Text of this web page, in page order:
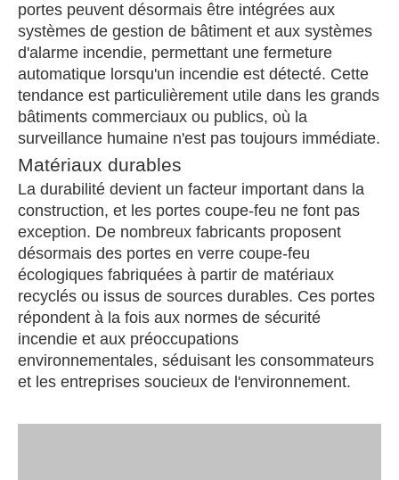
portes peuvent désormais être intégrées aux
systèmes de gestion de bâtiment et aux systèmes
d'alarme incendie, permettant une fermeture
automatique lorsqu'un incendie est détecté. Cette
tendance est particulièrement utile dans les grands
bâtiments commerciaux ou publics, où la
surveillance humaine n'est pas toujours immédiate.
Matériaux durables
La durabilité devient un facteur important dans la
construction, et les portes coupe-feu ne font pas
exception. De nombreux fabricants proposent
désormais des portes en verre coupe-feu
écologiques fabriquées à partir de matériaux
recyclés ou issus de sources durables. Ces portes
répondent à la fois aux normes de sécurité
incendie et aux préoccupations
environnementales, séduisant les consommateurs
et les entreprises soucieux de l'environnement.